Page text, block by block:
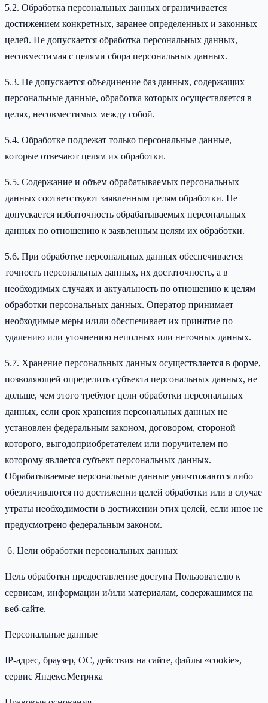
5.2. Обработка персональных данных ограничивается
достижением конкретных, заранее определенных и законных
целей. Не допускается обработка персональных данных,
несовместимая с целями сбора персональных данных.
5.3. Не допускается объединение баз данных, содержащих
персональные данные, обработка которых осуществляется в
целях, несовместимых между собой.
5.4. Обработке подлежат только персональные данные,
которые отвечают целям их обработки.
5.5. Содержание и объем обрабатываемых персональных
данных соответствуют заявленным целям обработки. Не
допускается избыточность обрабатываемых персональных
данных по отношению к заявленным целям их обработки.
5.6. При обработке персональных данных обеспечивается
точность персональных данных, их достаточность, а в
необходимых случаях и актуальность по отношению к целям
обработки персональных данных. Оператор принимает
необходимые меры и/или обеспечивает их принятие по
удалению или уточнению неполных или неточных данных.
5.7. Хранение персональных данных осуществляется в форме,
позволяющей определить субъекта персональных данных, не
дольше, чем этого требуют цели обработки персональных
данных, если срок хранения персональных данных не
установлен федеральным законом, договором, стороной
которого, выгодоприобретателем или поручителем по
которому является субъект персональных данных.
Обрабатываемые персональные данные уничтожаются либо
обезличиваются по достижении целей обработки или в случае
утраты необходимости в достижении этих целей, если иное не
предусмотрено федеральным законом.
Цели обработки персональных данных
Цель обработки предоставление доступа Пользователю к
сервисам, информации и/или материалам, содержащимся на
веб-сайте.
Персональные данные
IP-адрес, браузер, ОС, действия на сайте, файлы «cookie»,
сервис Яндекс.Метрика